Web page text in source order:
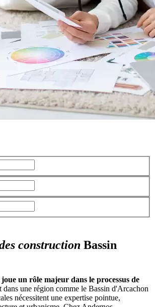
construction Bassin
un rôle majeur dans le processus de
dans une région comme le Bassin d'Arcachon
nécessitent une expertise pointue,